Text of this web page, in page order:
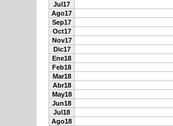
Jul17
Ago17
Sep17
Oct17
Nov17
Dic17
Ene18
Feb18
Mar18
Abr18
May18
Jun18
Jul18
Ago18